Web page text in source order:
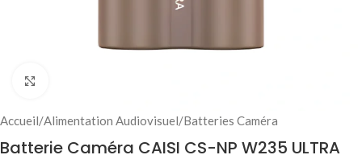
Accueil/Alimentation Audiovisuel/Batteries Caméra
Batterie Caméra CAISI CS-NP W235 ULTRA